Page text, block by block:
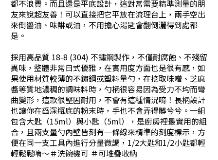
都不浪費。而且還是平底設計，這對常需要精準測量的朋
友來說超友善！可以直接把它平放在流理台上，兩手空出
來倒醬油、味醂或油，不用擔心湯匙會翻倒灑得到處都
是。
採用高品質 18-8 (304) 不鏽鋼製作，不僅耐腐蝕、不殘留
異味，整體非常日式優雅，在實用度方面也是很有感，如
果使用材質較薄的不鏽鋼或塑料量勺，在挖取味噌、芝麻
醬等質地濃稠的調味料時，勺柄很容易因為受力不均而彎
曲變形，這款很堅固耐用，不會有這種情況唷！長柄設計
也讓你在舀深瓶底的粉末時，手也不會弄得髒兮兮。一組
包含大匙（15ml）與小匙（5ml），是廚房裡最實用的組
合，且兩支量勺內壁皆刻有一條線來精準的刻度標示，方
便在同一支工具內進行分量微調，1/2大匙和1/2小匙都輕
輕鬆鬆唷～＃洗碗機可 ＃可堆疊收納